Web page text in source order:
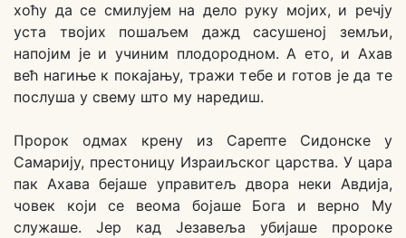
хоћу да се смилујем на дело руку мојих, и речју
уста твојих пошаљем дажд сасушеној земљи,
напојим је и учиним плодородном. А ето, и Ахав
већ нагиње к покајању, тражи тебе и готов је да те
послуша у свему што му наредиш.
Пророк одмах крену из Сарепте Сидонске у
Самарију, престоницу Израиљског царства. У цара
пак Ахава бејаше управитељ двора неки Авдија,
човек који се веома бојаше Бога и верно Му
служаше. Јер кад Језавеља убијаше пророке